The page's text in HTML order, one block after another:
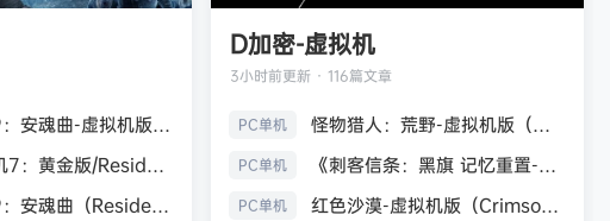
生化危机9：安魂曲-虚拟机版（Resident Evil Requiem HYPERVISOR）免安装中文版
《生化危机7：黄金版/Resident Evil 7 Biohazard》免安装中文版
生化危机9：安魂曲（Resident Evil Requiem）免安装中文版
D加密-虚拟机
3小时前更新 · 116篇文章
PC单机 怪物猎人：荒野-虚拟机版（Monster Hunter Wilds HYPERVISOR）免安装中文版
PC单机 《刺客信条：黑旗 记忆重置-虚拟机版/Assassin’s Creed Black Flag Resynced HYPERVISOR》免安装中文版
PC单机 红色沙漠-虚拟机版（Crimson Desert HYPERVISOR）免安装中文版